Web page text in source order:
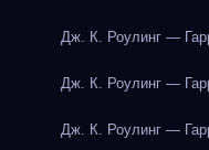
Дж. К. Роулинг —
Дж. К. Роулинг —
Дж. К. Роулинг —